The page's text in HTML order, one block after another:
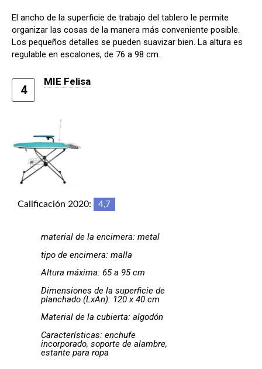
El ancho de la superficie de trabajo del tablero le permite
organizar las cosas de la manera más conveniente posible.
Los pequeños detalles se pueden suavizar bien. La altura es
regulable en escalones, de 76 a 98 cm.
4
MIE Felisa
Calificación 2020: 4,7
material de la encimera: metal
tipo de encimera: malla
Altura máxima: 65 a 95 cm
Dimensiones de la superficie de
planchado (LxAn): 120 x 40 cm
Material de la cubierta: algodón
Características: enchufe
incorporado, soporte de alambre,
estante para ropa